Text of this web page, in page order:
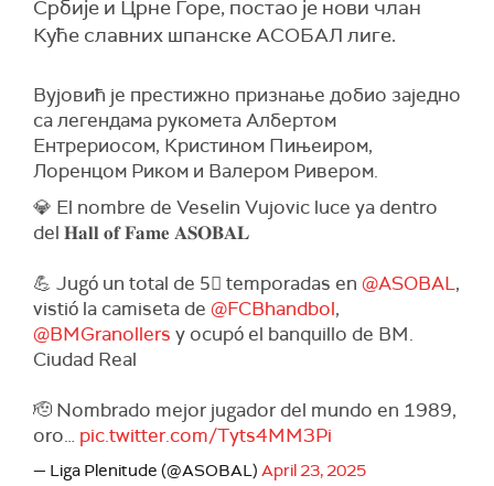
Србије и Црне Горе, постао је нови члан
Куће славних шпанске АСОБАЛ лиге.
Вујовић је престижно признање добио заједно
са легендама рукомета Албертом
Ентрериосом, Кристином Пињеиром,
Лоренцом Риком и Валером Ривером.
💎 El nombre de Veselin Vujovic luce ya dentro
del 𝐇𝐚𝐥𝐥 𝐨𝐟 𝐅𝐚𝐦𝐞 𝐀𝐒𝐎𝐁𝐀𝐋
💪 Jugó un total de 5⃣ temporadas en @ASOBAL,
vistió la camiseta de @FCBhandbol,
@BMGranollers y ocupó el banquillo de BM.
Ciudad Real
🫡 Nombrado mejor jugador del mundo en 1989,
oro… pic.twitter.com/Tyts4MM3Pi
— Liga Plenitude (@ASOBAL) April 23, 2025